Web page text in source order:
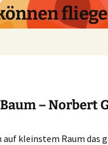
– Norbert
auf kleinstem Raum das